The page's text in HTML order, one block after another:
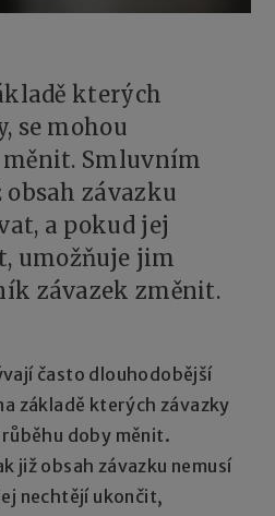
kterých
se mohou
Smluvním
závazku
a pokud jej
umožňuje jim
závazek změnit.
často dlouhodobější
základě kterých závazky
doby měnit.
již obsah závazku nemusí
nechtějí ukončit,